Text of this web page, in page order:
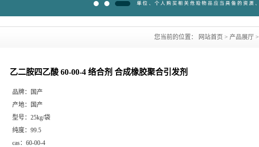
您当前的位置： 网站首页 > 产品展厅 >
乙二胺四乙酸 60-00-4 络合剂 合成橡胶聚合引发剂
品牌：
国产
产地：
国产
型号： 25kg/袋
纯度： 99.5
cas： 60-00-4